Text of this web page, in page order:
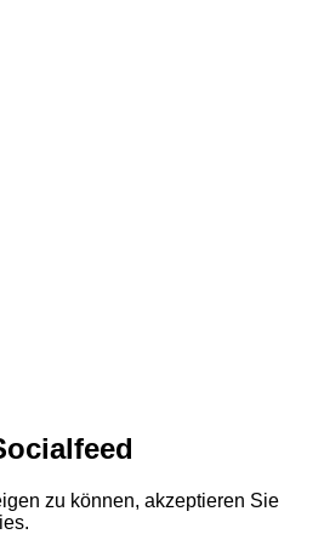
zu können, akzeptieren Sie